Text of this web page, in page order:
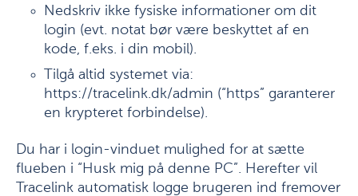
Nedskriv ikke fysiske informationer om dit
login (evt. notat bør være beskyttet af en
kode, f.eks. i din mobil).
Tilgå altid systemet via:
https://tracelink.dk/admin (“https” garanterer
en krypteret forbindelse).
Du har i login-vinduet mulighed for at sætte
flueben i “Husk mig på denne PC”. Herefter vil
Tracelink automatisk logge brugeren ind fremover